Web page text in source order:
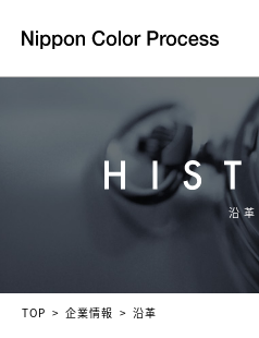
沿革
TOP 企業情報 沿革